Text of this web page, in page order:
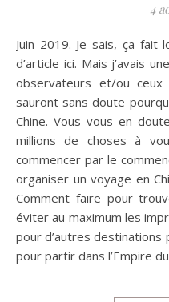
4
Juin 2019. Je sais, ça fait longtemps que je n’ai pas écrit
d’article ici. Mais j’avais
observateurs et/ou
sauront sans doute
Chine. Vous vous en
millions de choses à
commencer par le
organiser un voyage en
Comment faire pour
éviter au maximum les
pour d’autres
pour partir dans l’Empire